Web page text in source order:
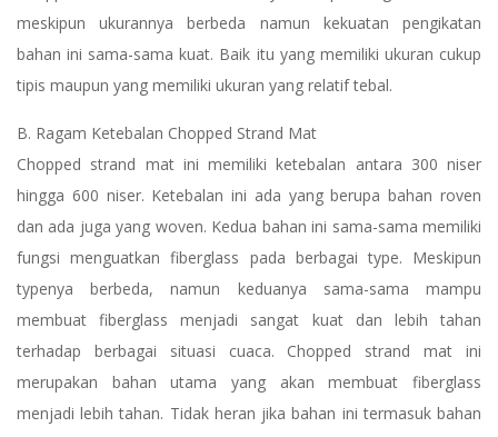
meskipun ukurannya berbeda namun kekuatan pengikatan
bahan ini sama-sama kuat. Baik itu yang memiliki ukuran cukup
tipis maupun yang memiliki ukuran yang relatif tebal.
B. Ragam Ketebalan Chopped Strand Mat
Chopped strand mat ini memiliki ketebalan antara 300 niser
hingga 600 niser. Ketebalan ini ada yang berupa bahan roven
dan ada juga yang woven. Kedua bahan ini sama-sama memiliki
fungsi menguatkan fiberglass pada berbagai type. Meskipun
typenya berbeda, namun keduanya sama-sama mampu
membuat fiberglass menjadi sangat kuat dan lebih tahan
terhadap berbagai situasi cuaca. Chopped strand mat ini
merupakan bahan utama yang akan membuat fiberglass
menjadi lebih tahan. Tidak heran jika bahan ini termasuk bahan